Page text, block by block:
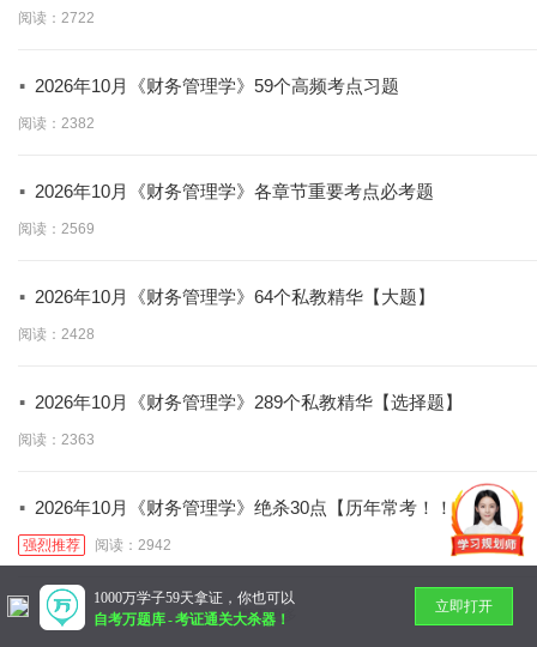
学】
阅读：2722
· 2026年10月《财务管理学》59个高频考点习题
阅读：2382
· 2026年10月《财务管理学》各章节重要考点必考题
阅读：2569
· 2026年10月《财务管理学》64个私教精华【大题】
阅读：2428
· 2026年10月《财务管理学》289个私教精华【选择题】
阅读：2363
· 2026年10月《财务管理学》绝杀30点【历年常考！！】
强烈推荐 阅读：2942
暂无更多
1000万学子59天拿证，你也可以
自考万题库-考证通关大杀器！
立即打开